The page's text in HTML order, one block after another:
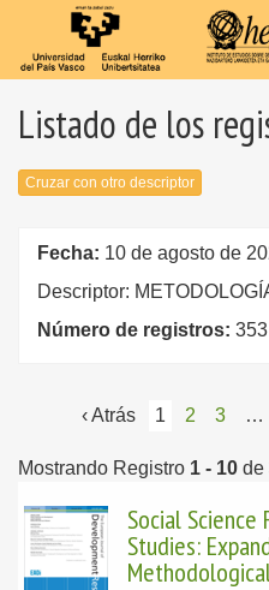
Listado de los
Cruzar con otro descriptor
Fecha: 10 de agosto de
Descriptor:
Número de registros: 353
‹ Atrás 1 2 3 …
Mostrando Registro 1 - 10 de
Social
Studies: